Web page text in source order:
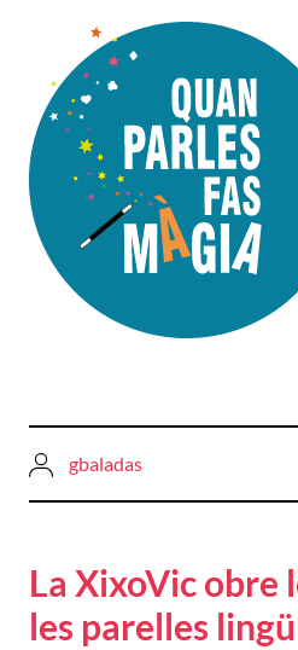
gbaladas
La XixoVic obre
les parelles